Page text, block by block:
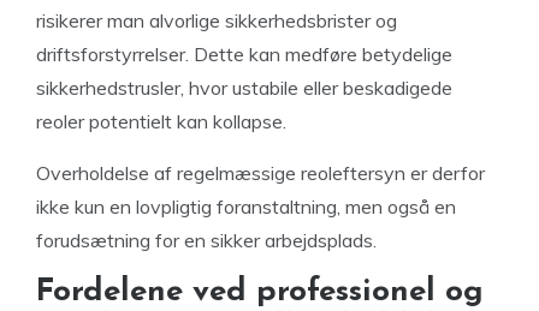
risikerer man alvorlige sikkerhedsbrister og
driftsforstyrrelser. Dette kan medføre betydelige
sikkerhedstrusler, hvor ustabile eller beskadigede
reoler potentielt kan kollapse.
Overholdelse af regelmæssige reoleftersyn er derfor
ikke kun en lovpligtig foranstaltning, men også en
forudsætning for en sikker arbejdsplads.
Fordelene ved professionel og